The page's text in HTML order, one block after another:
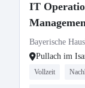
IT
Bayerische
Pullach im
Vollzeit